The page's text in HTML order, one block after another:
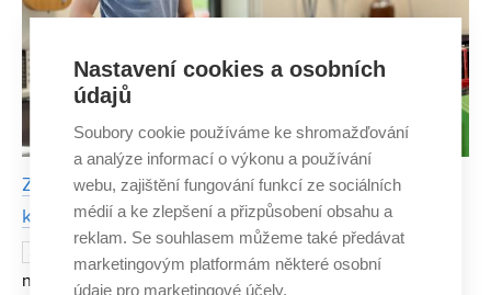
Zkoumat kvantový svět je fascinující, říká vědec,
který stojí za vývojem unikátního spektrometru
Původně chtěl být lékařem, ale ještě
na střední škole se rozhodl jít ve stopách svého otce a
Nastavení cookies a osobních
údajů
Soubory cookie používáme ke shromažďování
a analýze informací o výkonu a používání
webu, zajištění fungování funkcí ze sociálních
médií a ke zlepšení a přizpůsobení obsahu a
reklam. Se souhlasem můžeme také předávat
marketingovým platformám některé osobní
údaje pro marketingové účely.